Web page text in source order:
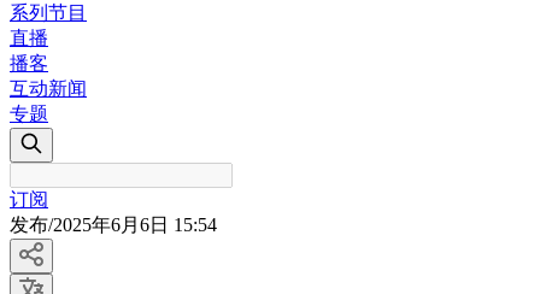
系列节目
直播
播客
互动新闻
专题
订阅
发布/2025年6月6日 15:54